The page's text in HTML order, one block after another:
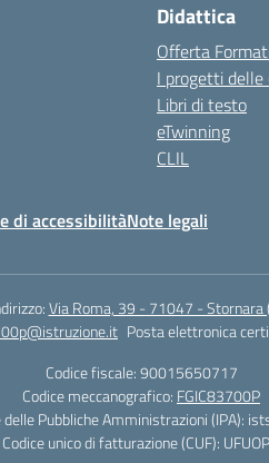
Didattica
Offerta
I progetti delle
Libri di testo
eTwinning
CLIL
di accessibilitàNote legali
Via Roma, 39 - 71047 - Stornara
Posta elettronica
Codice fiscale: 90015650717
Codice meccanografico: FGIC83700P
delle Pubbliche Amministrazioni (IPA):
Codice unico di fatturazione (CUF):